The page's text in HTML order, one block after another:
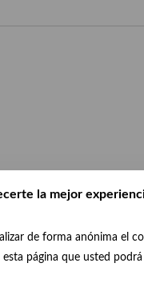
la mejor
de forma anónima el
página que usted